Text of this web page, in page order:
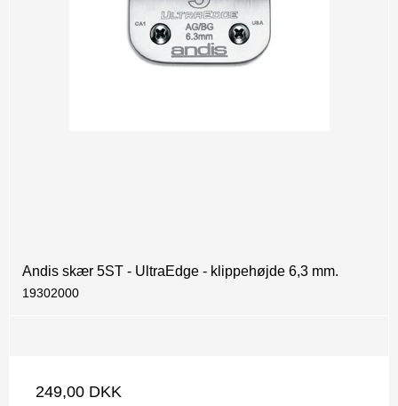
Andis skær 5ST - UltraEdge - klippehøjde 6,3 mm.
19302000
249,00 DKK